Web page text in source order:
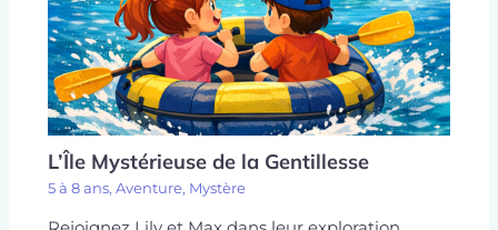
L’Île Mystérieuse de la Gentillesse
5 à 8 ans, Aventure, Mystère